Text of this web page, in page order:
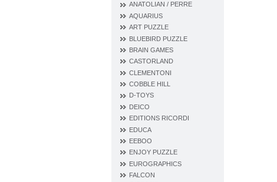
ANATOLIAN / PERRE
AQUARIUS
ART PUZZLE
BLUEBIRD PUZZLE
BRAIN GAMES
CASTORLAND
CLEMENTONI
COBBLE HILL
D‐TOYS
DEICO
EDITIONS RICORDI
EDUCA
EEBOO
ENJOY PUZZLE
EUROGRAPHICS
FALCON